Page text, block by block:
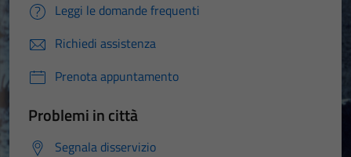
Leggi le domande frequenti
Richiedi assistenza
Prenota appuntamento
Problemi in città
Segnala disservizio